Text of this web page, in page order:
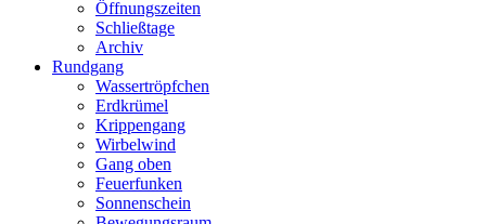
Öffnungszeiten
Schließtage
Archiv
Rundgang
Wassertröpfchen
Erdkrümel
Krippengang
Wirbelwind
Gang oben
Feuerfunken
Sonnenschein